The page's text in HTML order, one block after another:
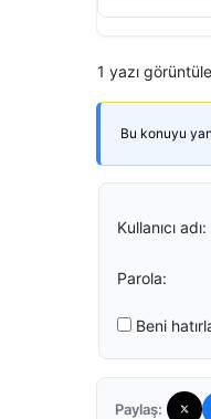
1 yazı
Bu konuyu
Kullanıcı adı:
Parola:
Beni
Paylaş: